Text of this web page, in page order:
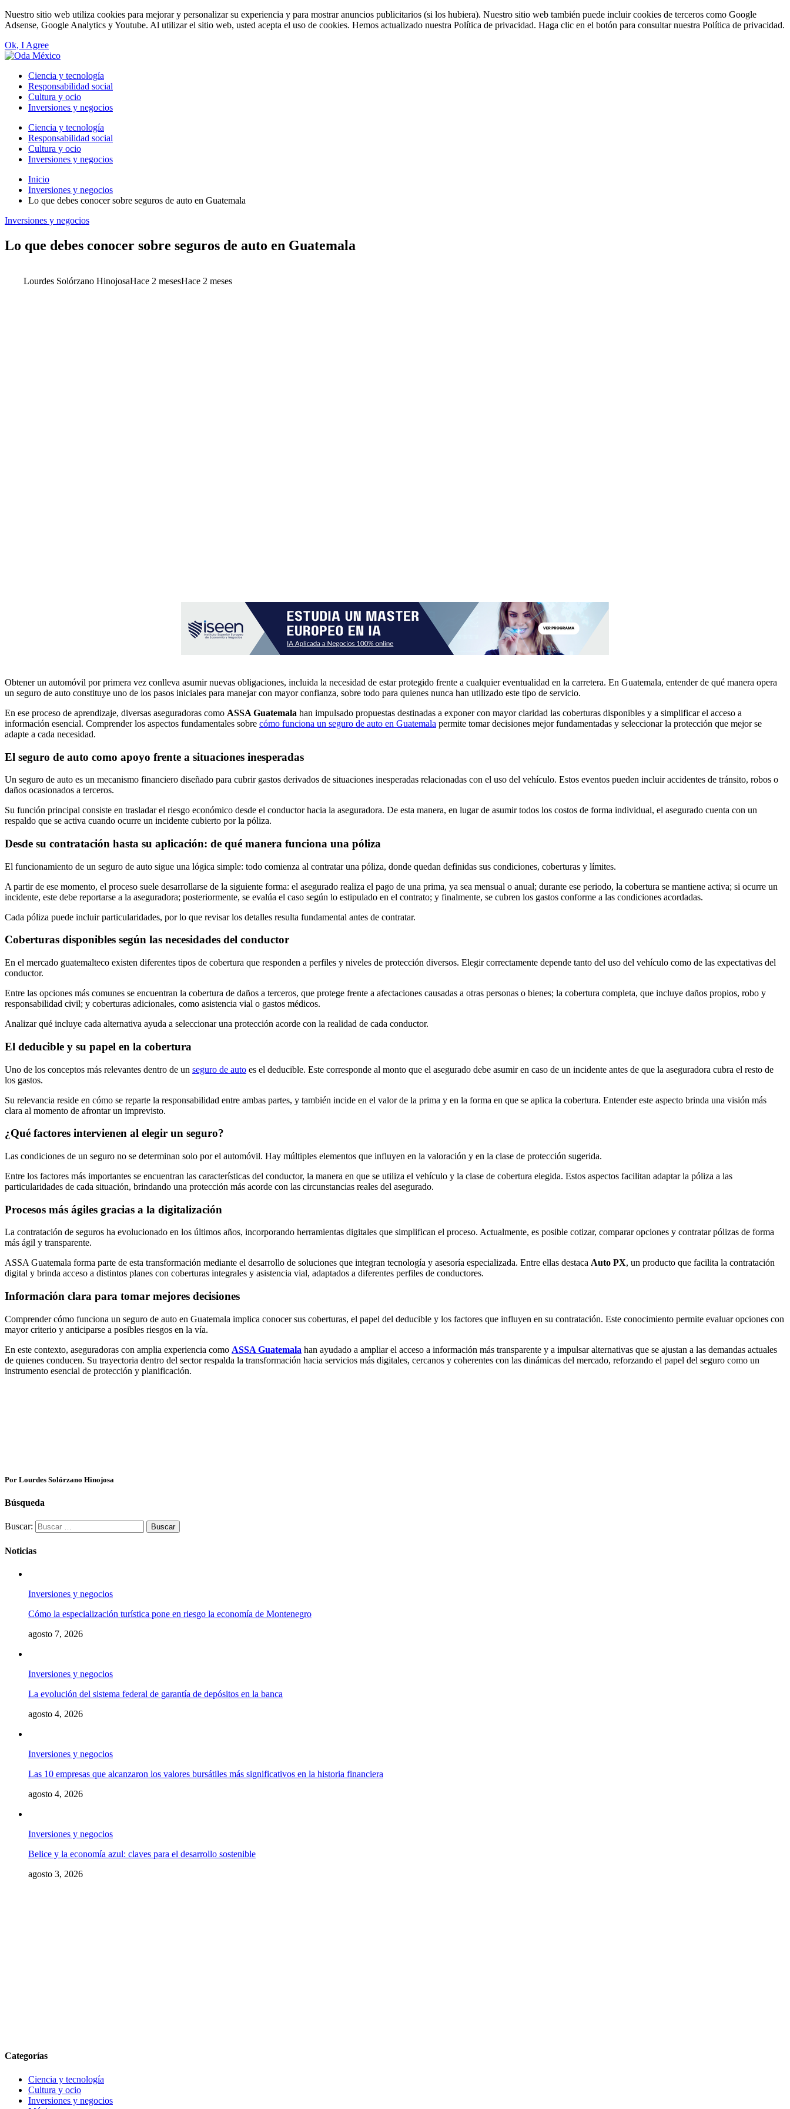
Nuestro sitio web utiliza cookies para mejorar y personalizar su experiencia y para mostrar anuncios publicitarios (si los hubiera). Nuestro sitio web también puede incluir cookies de terceros como Google
Adsense, Google Analytics y Youtube. Al utilizar el sitio web, usted acepta el uso de cookies. Hemos actualizado nuestra Política de privacidad. Haga clic en el botón para consultar nuestra Política de privacidad.
Ok, I Agree
Ciencia y tecnología
Responsabilidad social
Cultura y ocio
Inversiones y negocios
Ciencia y tecnología
Responsabilidad social
Cultura y ocio
Inversiones y negocios
Inicio
Inversiones y negocios
Lo que debes conocer sobre seguros de auto en Guatemala
Inversiones y negocios
Lo que debes conocer sobre seguros de auto en Guatemala
Lourdes Solórzano HinojosaHace 2 mesesHace 2 meses
Obtener un automóvil por primera vez conlleva asumir nuevas obligaciones, incluida la necesidad de estar protegido frente a cualquier eventualidad en la carretera. En Guatemala, entender de qué manera opera
un seguro de auto constituye uno de los pasos iniciales para manejar con mayor confianza, sobre todo para quienes nunca han utilizado este tipo de servicio.
En ese proceso de aprendizaje, diversas aseguradoras como ASSA Guatemala han impulsado propuestas destinadas a exponer con mayor claridad las coberturas disponibles y a simplificar el acceso a
información esencial. Comprender los aspectos fundamentales sobre cómo funciona un seguro de auto en Guatemala permite tomar decisiones mejor fundamentadas y seleccionar la protección que mejor se
adapte a cada necesidad.
El seguro de auto como apoyo frente a situaciones inesperadas
Un seguro de auto es un mecanismo financiero diseñado para cubrir gastos derivados de situaciones inesperadas relacionadas con el uso del vehículo. Estos eventos pueden incluir accidentes de tránsito, robos o
daños ocasionados a terceros.
Su función principal consiste en trasladar el riesgo económico desde el conductor hacia la aseguradora. De esta manera, en lugar de asumir todos los costos de forma individual, el asegurado cuenta con un
respaldo que se activa cuando ocurre un incidente cubierto por la póliza.
Desde su contratación hasta su aplicación: de qué manera funciona una póliza
El funcionamiento de un seguro de auto sigue una lógica simple: todo comienza al contratar una póliza, donde quedan definidas sus condiciones, coberturas y límites.
A partir de ese momento, el proceso suele desarrollarse de la siguiente forma: el asegurado realiza el pago de una prima, ya sea mensual o anual; durante ese periodo, la cobertura se mantiene activa; si ocurre un
incidente, este debe reportarse a la aseguradora; posteriormente, se evalúa el caso según lo estipulado en el contrato; y finalmente, se cubren los gastos conforme a las condiciones acordadas.
Cada póliza puede incluir particularidades, por lo que revisar los detalles resulta fundamental antes de contratar.
Coberturas disponibles según las necesidades del conductor
En el mercado guatemalteco existen diferentes tipos de cobertura que responden a perfiles y niveles de protección diversos. Elegir correctamente depende tanto del uso del vehículo como de las expectativas del
conductor.
Entre las opciones más comunes se encuentran la cobertura de daños a terceros, que protege frente a afectaciones causadas a otras personas o bienes; la cobertura completa, que incluye daños propios, robo y
responsabilidad civil; y coberturas adicionales, como asistencia vial o gastos médicos.
Analizar qué incluye cada alternativa ayuda a seleccionar una protección acorde con la realidad de cada conductor.
El deducible y su papel en la cobertura
Uno de los conceptos más relevantes dentro de un seguro de auto es el deducible. Este corresponde al monto que el asegurado debe asumir en caso de un incidente antes de que la aseguradora cubra el resto de
los gastos.
Su relevancia reside en cómo se reparte la responsabilidad entre ambas partes, y también incide en el valor de la prima y en la forma en que se aplica la cobertura. Entender este aspecto brinda una visión más
clara al momento de afrontar un imprevisto.
¿Qué factores intervienen al elegir un seguro?
Las condiciones de un seguro no se determinan solo por el automóvil. Hay múltiples elementos que influyen en la valoración y en la clase de protección sugerida.
Entre los factores más importantes se encuentran las características del conductor, la manera en que se utiliza el vehículo y la clase de cobertura elegida. Estos aspectos facilitan adaptar la póliza a las
particularidades de cada situación, brindando una protección más acorde con las circunstancias reales del asegurado.
Procesos más ágiles gracias a la digitalización
La contratación de seguros ha evolucionado en los últimos años, incorporando herramientas digitales que simplifican el proceso. Actualmente, es posible cotizar, comparar opciones y contratar pólizas de forma
más ágil y transparente.
ASSA Guatemala forma parte de esta transformación mediante el desarrollo de soluciones que integran tecnología y asesoría especializada. Entre ellas destaca Auto PX, un producto que facilita la contratación
digital y brinda acceso a distintos planes con coberturas integrales y asistencia vial, adaptados a diferentes perfiles de conductores.
Información clara para tomar mejores decisiones
Comprender cómo funciona un seguro de auto en Guatemala implica conocer sus coberturas, el papel del deducible y los factores que influyen en su contratación. Este conocimiento permite evaluar opciones con
mayor criterio y anticiparse a posibles riesgos en la vía.
En este contexto, aseguradoras con amplia experiencia como ASSA Guatemala han ayudado a ampliar el acceso a información más transparente y a impulsar alternativas que se ajustan a las demandas actuales
de quienes conducen. Su trayectoria dentro del sector respalda la transformación hacia servicios más digitales, cercanos y coherentes con las dinámicas del mercado, reforzando el papel del seguro como un
instrumento esencial de protección y planificación.
Por Lourdes Solórzano Hinojosa
Búsqueda
Buscar:
Noticias
Inversiones y negocios
Cómo la especialización turística pone en riesgo la economía de Montenegro
agosto 7, 2026
Inversiones y negocios
La evolución del sistema federal de garantía de depósitos en la banca
agosto 4, 2026
Inversiones y negocios
Las 10 empresas que alcanzaron los valores bursátiles más significativos en la historia financiera
agosto 4, 2026
Inversiones y negocios
Belice y la economía azul: claves para el desarrollo sostenible
agosto 3, 2026
Categorías
Ciencia y tecnología
Cultura y ocio
Inversiones y negocios